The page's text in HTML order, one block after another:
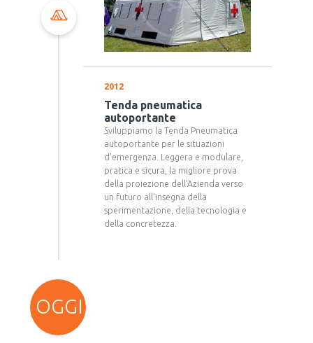
2012
Tenda pneumatica
autoportante
Sviluppiamo la Tenda Pneumatica
autoportante per le situazioni
d’emergenza. Leggera e modulare,
pratica e sicura, la migliore prova
della proiezione dell’Azienda verso
un futuro all’insegna della
sperimentazione, della tecnologia e
della concretezza.
OGGI